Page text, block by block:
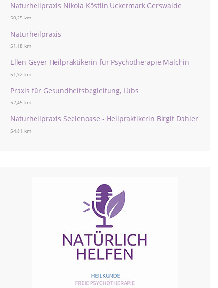
Naturheilpraxis Nikola Köstlin Uckermark Gerswalde
50,25 km
Naturheilpraxis
51,18 km
Ellen Geyer Heilpraktikerin für Psychotherapie Malchin
51,92 km
Praxis für Gesundheitsbegleitung, Lübs
52,45 km
Naturheilpraxis Seelenoase - Heilpraktikerin Birgit Dahler
54,81 km